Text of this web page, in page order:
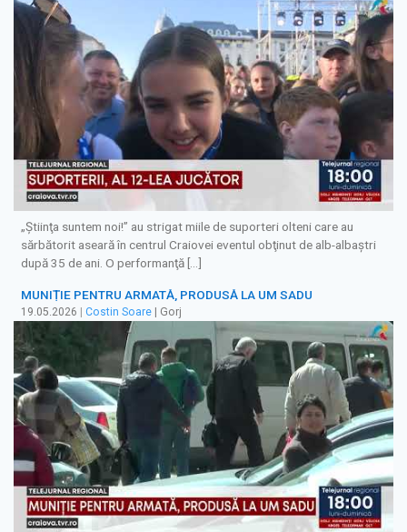
„Ştiinţa suntem noi!” au strigat miile de suporteri olteni care au
sărbătorit aseară în centrul Craiovei eventul obţinut de alb-albaştri
după 35 de ani. O performanţă […]
MUNIȚIE PENTRU ARMATĂ, PRODUSĂ LA UM SADU
19.05.2026 | Costin Soare | Gorj